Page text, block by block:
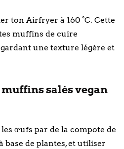
ton Airfryer à 160 °C. Cette
muffins de cuire
une texture légère et
salés vegan
œufs par de la compote de
base de plantes, et utiliser